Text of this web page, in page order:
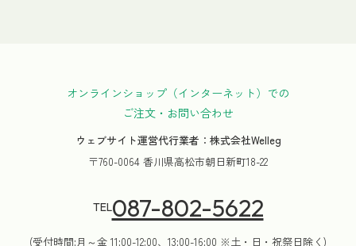
オンラインショップ（インターネット）での
ご注文・お問い合わせ
ウェブサイト運営代行業者：株式会社Welleg
〒760-0064 香川県高松市朝日新町18-22
TEL087-802-5622
(受付時間:月～金 11:00-12:00、13:00-16:00 ※土・日・祝祭日除く)